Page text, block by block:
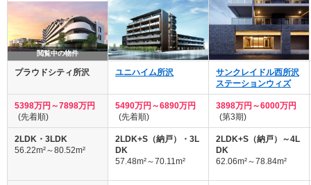
閲覧中の物件
プラウドシティ所沢
5398万円～7898万円
(先着順)
2LDK・3LDK
56.22m²～80.52m²
ユニハイム所沢
5490万円～6890万円
(先着順)
2LDK+S（納戸）・3L
DK
57.48m²～70.11m²
サンクレイドル西所沢
ステーションウィズ
3898万円～6000万円
(第3期)
2LDK+S（納戸）～4L
DK
62.06m²～78.84m²